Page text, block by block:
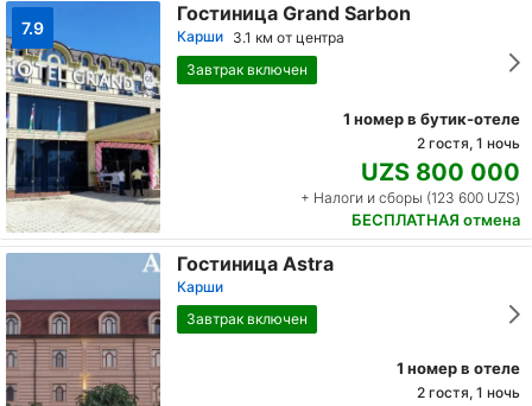
7.9
Гостиница Grand Sarbon
Карши 3.1 км от центра
Завтрак включен
1 номер в бутик-отеле
2 гостя, 1 ночь
UZS 800 000
+ Налоги и сборы (123 600 UZS)
БЕСПЛАТНАЯ отмена
Гостиница Astra
Карши
Завтрак включен
1 номер в отеле
2 гостя, 1 ночь